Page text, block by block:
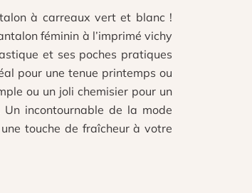
à carreaux vert et blanc !
féminin à l’imprimé vichy
et ses poches pratiques
pour une tenue printemps ou
ou un joli chemisier pour un
incontournable de la mode
touche de fraîcheur à votre